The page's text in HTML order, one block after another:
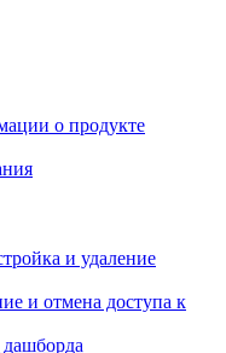
о продукте
и удаление
и отмена доступа к